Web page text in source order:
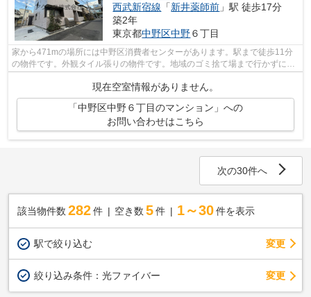
西武新宿線 「新井薬師前 」駅 徒歩17分
築2年
東京都中野区中野６丁目
家から471mの場所には中野区消費者センターがあります。駅まで徒歩11分
の物件です。外観タイル張りの物件です。地域のゴミ捨て場まで行かずにサ
現在空室情報がありません。
「中野区中野６丁目のマンション」への
お問い合わせはこちら
次の30件へ
該当物件数 282件 空き数 5 件 1～30 件を表示
駅で絞り込む 変更
絞り込み条件： 光ファイバー 変更